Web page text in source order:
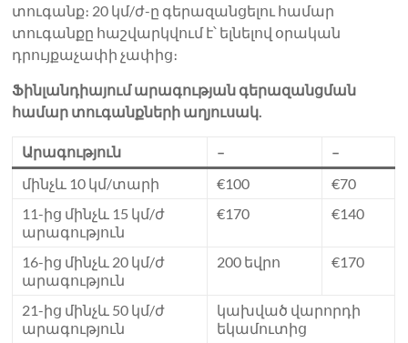
տուգանք։ 20 կմ/ժ-ը գերազանցելու համար
տուգանքը հաշվարկվում է՝ ելնելով օրական
դրույքաչափի չափից։
Ֆինլանդիայում արագության գերազանցման
համար տուգանքների աղյուսակ.
Արագություն –
–
մինչև 10 կմ/տարի
€100
€70
11-ից մինչև 15 կմ/ժ
արագություն
€170 €140
16-ից մինչև 20 կմ/ժ
արագություն
200 եվրո €170
21-ից մինչև 50 կմ/ժ
արագություն
կախված վարորդի
եկամուտից